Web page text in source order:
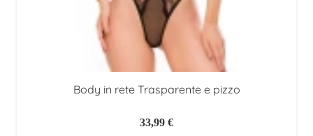
Body in rete Trasparente e pizzo
33,99 €